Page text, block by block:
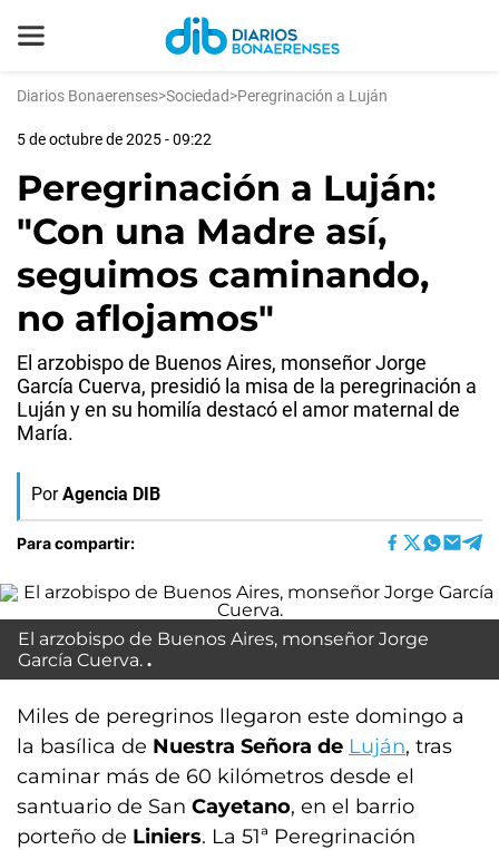
Diarios Bonaerenses>Sociedad>Peregrinación a Luján
5 de octubre de 2025 - 09:22
Peregrinación a Luján:
"Con una Madre así,
seguimos caminando,
no aflojamos"
El arzobispo de Buenos Aires, monseñor Jorge
García Cuerva, presidió la misa de la peregrinación a
Luján y en su homilía destacó el amor maternal de
María.
Por Agencia DIB
Para compartir:
El arzobispo de Buenos Aires, monseñor Jorge
García Cuerva .
Miles de peregrinos llegaron este domingo a
la basílica de Nuestra Señora de Luján, tras
caminar más de 60 kilómetros desde el
santuario de San Cayetano, en el barrio
porteño de Liniers. La 51ª Peregrinación